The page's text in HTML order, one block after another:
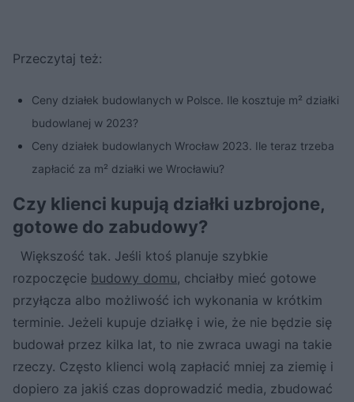
Przeczytaj też:
Ceny działek budowlanych w Polsce. Ile kosztuje m² działki
budowlanej w 2023?
Ceny działek budowlanych Wrocław 2023. Ile teraz trzeba
zapłacić za m² działki we Wrocławiu?
Czy klienci kupują działki uzbrojone,
gotowe do zabudowy?
Większość tak. Jeśli ktoś planuje szybkie
rozpoczęcie budowy domu, chciałby mieć gotowe
przyłącza albo możliwość ich wykonania w krótkim
terminie. Jeżeli kupuje działkę i wie, że nie będzie się
budował przez kilka lat, to nie zwraca uwagi na takie
rzeczy. Często klienci wolą zapłacić mniej za ziemię i
dopiero za jakiś czas doprowadzić media, zbudować